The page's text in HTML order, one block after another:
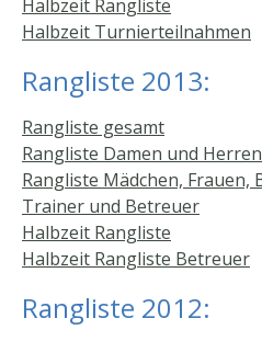
Halbzeit Rangliste
Halbzeit Turnierteilnahmen
Rangliste 2013:
Rangliste gesamt
Rangliste Damen und Herren
Rangliste Mädchen, Frauen,
Trainer und Betreuer
Halbzeit Rangliste
Halbzeit Rangliste Betreuer
Rangliste 2012: